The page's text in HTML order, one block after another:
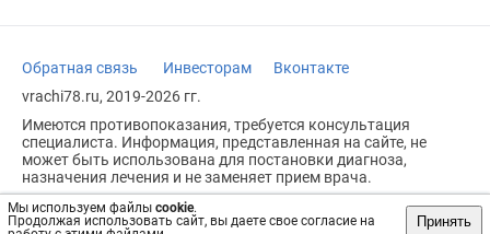
Мы используем файлы cookie.
Продолжая использовать сайт, вы даете свое согласие на
Принять
Обратная связь Инвесторам
Вконтакте
vrachi78.ru, 2019-2026 гг.
Имеются противопоказания, требуется консультация
специалиста. Информация, представленная на сайте, не
может быть использована для постановки диагноза,
назначения лечения и не заменяет прием врача.
Возрастное ограничение: 18+